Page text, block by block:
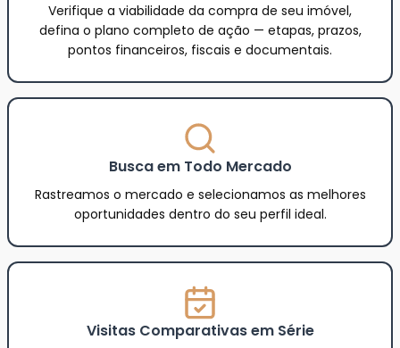
Verifique a viabilidade da compra de seu imóvel,
defina o plano completo de ação — etapas, prazos,
pontos financeiros, fiscais e documentais.
Busca em Todo Mercado
Rastreamos o mercado e selecionamos as melhores
oportunidades dentro do seu perfil ideal.
Visitas Comparativas em Série